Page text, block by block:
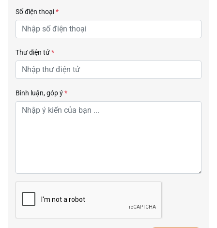
Số điện thoại*
Thư điện tử*
Bình luận, góp ý*